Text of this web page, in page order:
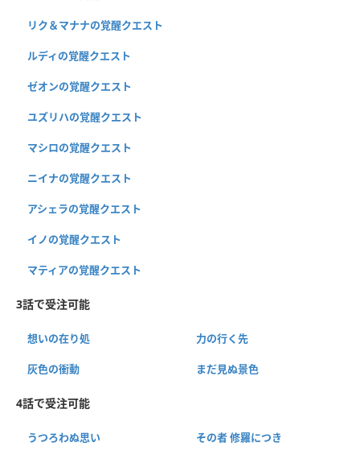
リク＆マナナの覚醒クエスト
ルディの覚醒クエスト
ゼオンの覚醒クエスト
ユズリハの覚醒クエスト
マシロの覚醒クエスト
ニイナの覚醒クエスト
アシェラの覚醒クエスト
イノの覚醒クエスト
マティアの覚醒クエスト
3話で受注可能
想いの在り処 力の行く先
灰色の衝動 まだ見ぬ景色
4話で受注可能
うつろわぬ思い その者 修羅につき